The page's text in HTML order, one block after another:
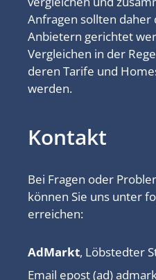
Anfragen sollten
Anbietern gerichtet
Vergleichen in der
deren Tarife und
werden.
Kontakt
Bei Fragen oder
können Sie uns unter
erreichen:
AdMarkt, Löbstedter
Email epost (ad)